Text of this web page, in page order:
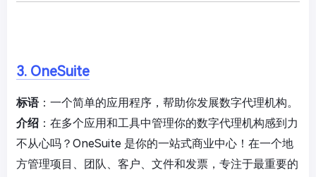
3. OneSuite
标语：一个简单的应用程序，帮助你发展数字代理机构。
介绍 ：在多个应用和工具中管理你的数字代理机构感到力
不从心吗？OneSuite 是你的一站式商业中心！在一个地
方管理项目、团队、客户、文件和发票，专注于最重要的